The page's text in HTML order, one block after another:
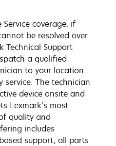
coverage, if
be resolved over
Technical Support
a qualified
to your location
service. The technician
device onsite and
Lexmark’s most
quality and
includes
support, all parts